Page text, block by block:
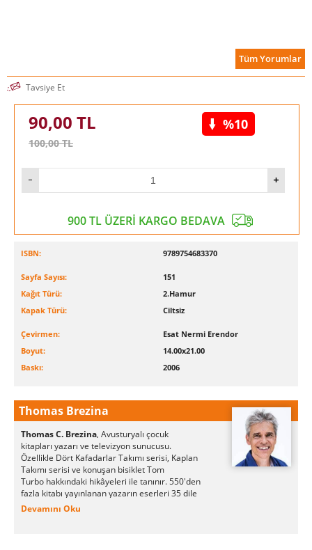
Tüm Yorumlar
Tavsiye Et
90,00 TL
100,00TL
%10
900 TL ÜZERİ KARGO BEDAVA
ISBN: 9789754683370
Sayfa Sayısı:
151
Kağıt Türü:
2.Hamur
Kapak Türü:
Ciltsiz
Çevirmen:
Esat Nermi Erendor
Boyut:
14.00x21.00
Baskı:
2006
Thomas Brezina
Thomas C. Brezina, Avusturyalı çocuk
kitapları yazarı ve televizyon sunucusu.
Özellikle Dört Kafadarlar Takımı serisi, Kaplan
Takımı serisi ve konuşan bisiklet Tom
Turbo hakkındaki hikâyeleri ile tanınır. 550'den
fazla kitabı yayınlanan yazarın eserleri 35 dile
çevrilmiştir.
Devamını Oku